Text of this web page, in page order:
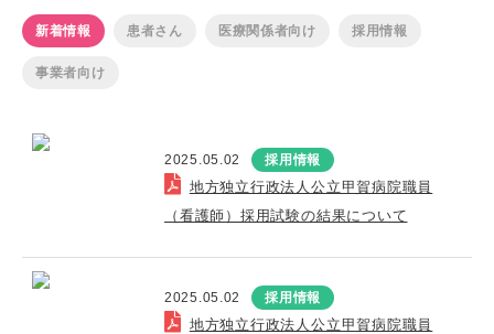
新着情報 患者さん 医療関係者向け 採用情報
事業者向け
2025.05.02 採用情報
地方独立行政法人公立甲賀病院職員
（看護師）採用試験の結果について
2025.05.02 採用情報
地方独立行政法人公立甲賀病院職員